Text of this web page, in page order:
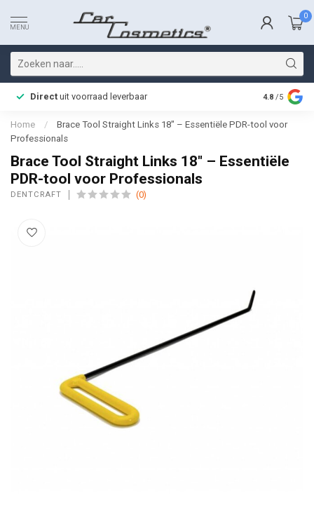
MENU
0
Direct uit voorraad leverbaar Snelle
4.8 /5
Home /
Brace Tool Straight Links 18" – Essentiële PDR-tool voor
Professionals
Brace Tool Straight Links 18" – Essentiële
PDR-tool voor Professionals
DENTCRAFT (0)